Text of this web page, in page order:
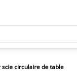
scie circulaire de table